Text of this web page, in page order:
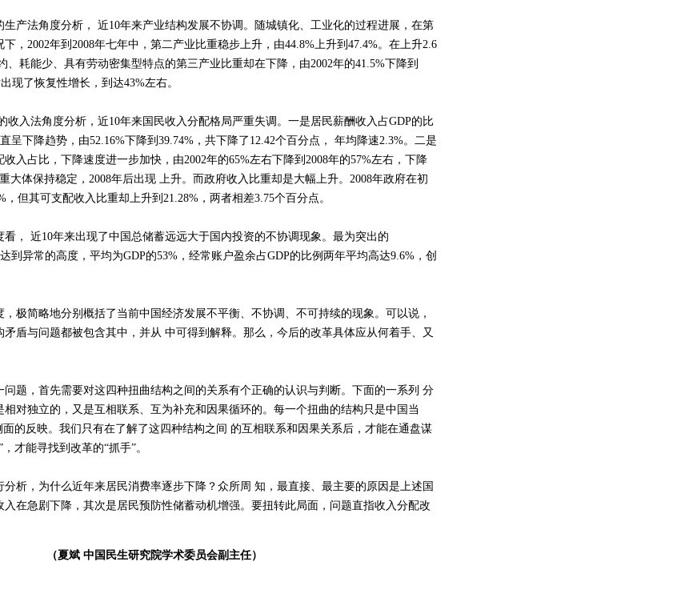
法角度分析， 近10年来产业结构发展不协调。随城镇化、工业化的过程进展，在第
，2002年到2008年七年中，第二产业比重稳步上升，由44.8%上升到47.4%。在上升2.6
、耗能少、具有劳动密集型特点的第三产业比重却在下降，由2002年的41.5%下降到
现了恢复性增长，到达43%左右。
入法角度分析，近10年来国民收入分配格局严重失调。一是居民薪酬收入占GDP的比
呈下降趋势，由52.16%下降到39.74%，共下降了12.42个百分点， 年均降速2.3%。二是
入占比，下降速度进一步加快，由2002年的65%左右下降到2008年的57%左右，下降
大体保持稳定，2008年后出现 上升。而政府收入比重却是大幅上升。2008年政府在初
，但其可支配收入比重却上升到21.28%，两者相差3.75个百分点。
近10年来出现了中国总储蓄远远大于国内投资的不协调现象。最为突出的
到异常的高度，平均为GDP的53%，经常账户盈余占GDP的比例两年平均高达9.6%，创
简略地分别概括了当前中国经济发展不平衡、不协调、不可持续的现象。可以说，
矛盾与问题都被包含其中，并从 中可得到解释。那么，今后的改革具体应从何着手、又
，首先需要对这四种扭曲结构之间的关系有个正确的认识与判断。下面的一系列 分
对独立的，又是互相联系、互为补充和因果循环的。每一个扭曲的结构只是中国当
面的反映。我们只有在了解了这四种结构之间 的互相联系和因果关系后，才能在通盘谋
才能寻找到改革的“抓手”。
，为什么近年来居民消费率逐步下降？众所周 知，最直接、最主要的原因是上述国
入在急剧下降，其次是居民预防性储蓄动机增强。要扭转此局面，问题直指收入分配改
（夏斌 中国民生研究院学术委员会副主任）